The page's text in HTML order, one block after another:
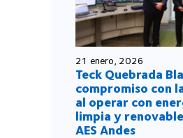
21 enero, 2026
Teck Quebrada
compromiso con
al operar con
limpia y
AES Andes